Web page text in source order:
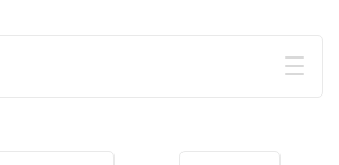
DU SPA」 ⇒ 10：00～21：
※年中無休